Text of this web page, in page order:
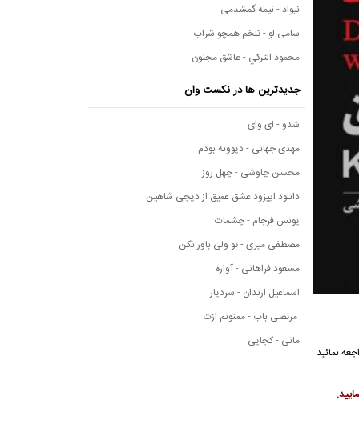
نمائید
نیواد - نیمه گمشدمی
سامی لو - تلخم همچو شراب
محمود التركي - عاشق مجنون
جدیدترین ها در نکست وان
شدو - ای وای
مهدی جهانی - دیوونه بودم
محسن چاوشی - چهل روز
دانلود اپیزود عشق عمیق از دیجی شاهین
یونس فرجام - چشمات
مصطفی میری - تو ولی باور نکن
مسعود فراهانی - آواره
اسماعیل ارندان - سردیار
مرتضی باب - ممنونم ازت
مانی - کجایی